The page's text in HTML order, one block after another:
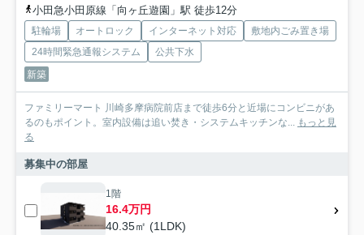
小田急小田原線「向ヶ丘遊園」駅 徒歩12分
駐輪場 オートロック インターネット対応
敷地内ごみ置き場
24時間緊急通報システム
公共下水
新築
ファミリーマート 川崎多摩病院前店まで徒歩6分と近場にコンビニがあ
るのもポイント。室内設備は追い焚き・システムキッチンな... もっと見
る
募集中の部屋
1階
16.4万円
40.35㎡ (1LDK)